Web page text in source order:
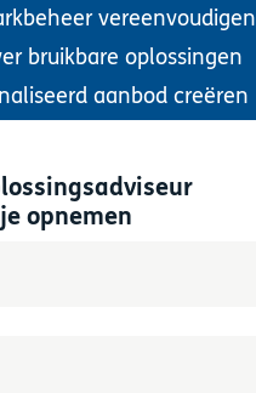
vereenvoudigen
bruikbare oplossingen
aanbod creëren
opnemen